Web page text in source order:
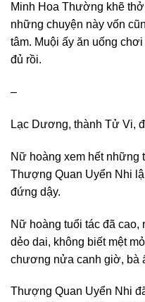
Minh Hoa Thường khẽ
những chuyện này vốn
tâm. Muội ấy ăn uống
đủ rồi.
–
Lạc Dương, thành Tử Vi,
Nữ hoàng xem hết những
Thượng Quan Uyển Nhi
đứng dậy.
Nữ hoàng tuổi tác đã cao,
dẻo dai, không biết mệt
chương nửa canh giờ, bà
Thượng Quan Uyển Nhi